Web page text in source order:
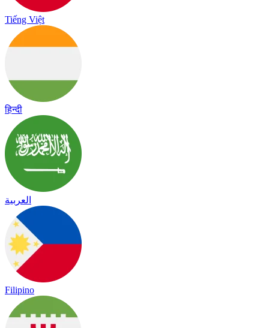
Tiếng Việt
हिन्दी
العربية
Filipino